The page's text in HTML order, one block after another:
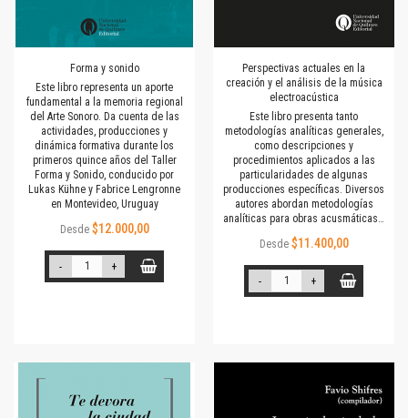
Forma y sonido
Este libro representa un aporte
fundamental a la memoria regional
del Arte Sonoro. Da cuenta de las
actividades, producciones y
dinámica formativa durante los
primeros quince años del Taller
Forma y Sonido, conducido por
Lukas Kühne y Fabrice Lengronne
en Montevideo, Uruguay
Desde $12.000,00
- +
Perspectivas actuales en la
creación y el análisis de la música
electroacústica
Este libro presenta tanto
metodologías analíticas generales,
como descripciones y
procedimientos aplicados a las
particularidades de algunas
producciones específicas. Diversos
autores abordan metodologías
analíticas para obras acusmáticas…
Desde $11.400,00
- +